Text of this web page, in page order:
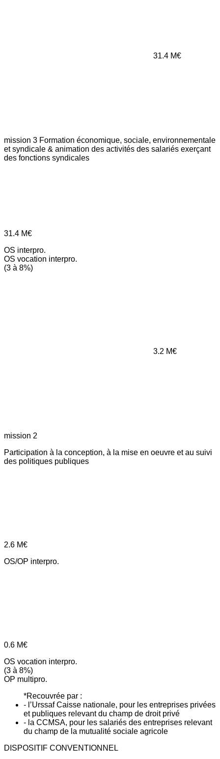
31.4 M€
mission 3 Formation économique, sociale, environnementale
et syndicale & animation des activités des salariés exerçant
des fonctions syndicales
31.4 M€
OS interpro.
OS vocation interpro.
(3 à 8%)
3.2 M€
mission 2
Participation à la conception, à la mise en oeuvre et au suivi
des politiques publiques
2.6 M€
OS/OP interpro.
0.6 M€
OS vocation interpro.
(3 à 8%)
OP multipro.
*Recouvrée par :
- l’Urssaf Caisse nationale, pour les entreprises privées
et publiques relevant du champ de droit privé
- la CCMSA, pour les salariés des entreprises relevant
du champ de la mutualité sociale agricole
DISPOSITIF CONVENTIONNEL